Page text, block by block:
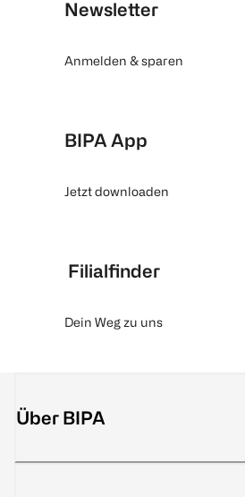
Newsletter
Anmelden & sparen
BIPA App
Jetzt downloaden
Filialfinder
Dein Weg zu uns
Über BIPA